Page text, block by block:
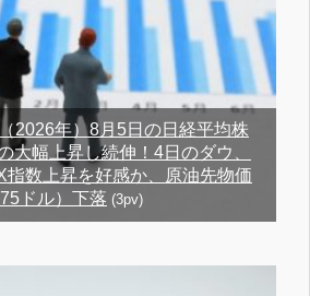
2026年）8月5日の日経平均株
大幅上昇し続伸！4日のダウ、
指数上昇を好感か、原油先物価
ドル）下落 (3pv)